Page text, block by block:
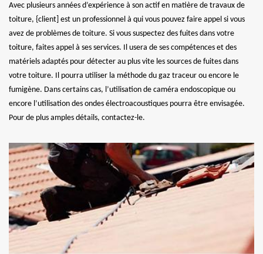
Avec plusieurs années d’expérience à son actif en matière de travaux de
toiture, {client] est un professionnel à qui vous pouvez faire appel si vous
avez de problèmes de toiture. Si vous suspectez des fuites dans votre
toiture, faites appel à ses services. Il usera de ses compétences et des
matériels adaptés pour détecter au plus vite les sources de fuites dans
votre toiture. Il pourra utiliser la méthode du gaz traceur ou encore le
fumigène. Dans certains cas, l’utilisation de caméra endoscopique ou
encore l’utilisation des ondes électroacoustiques pourra être envisagée.
Pour de plus amples détails, contactez-le.